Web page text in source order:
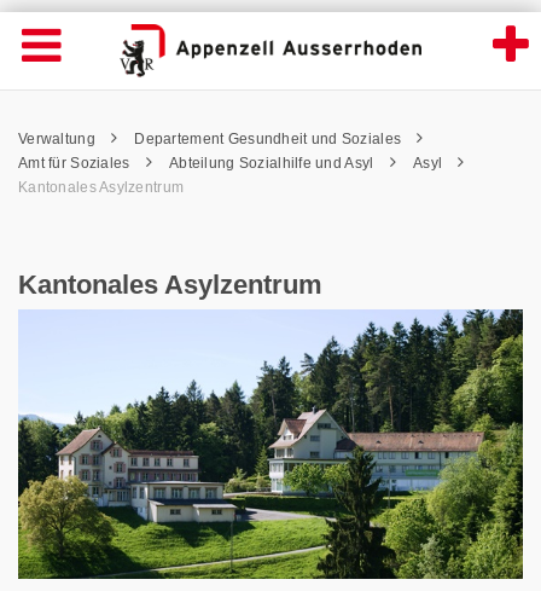
Kantonales Asylzentrum - Appenzell
Wichtige
Seiten
Home
Inhalt
Kontakt
Sitemap
Navigation öffnen
Inhalt
Pfadnavigation
Verwaltung
Departement Gesundheit und Soziales
Amt für Soziales
Abteilung Sozialhilfe und Asyl
Asyl
Kantonales Asylzentrum
Kantonales Asylzentrum